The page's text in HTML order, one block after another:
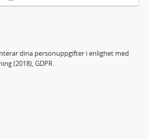
dina personuppgifter i enlighet med
(2018), GDPR.